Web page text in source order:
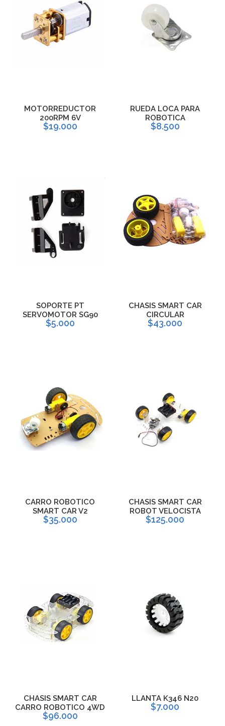
MOTORREDUCTOR
200RPM 6V
$19.000
RUEDA LOCA PARA
ROBOTICA
$8.500
SOPORTE PT
SERVOMOTOR SG90
$5.000
CHASIS SMART CAR
CIRCULAR
$43.000
CARRO ROBOTICO
SMART CAR V2
$35.000
CHASIS SMART CAR
ROBOT VELOCISTA
$125.000
CHASIS SMART CAR
CARRO ROBOTICO 4WD
$96.000
LLANTA K346 N20
$7.000